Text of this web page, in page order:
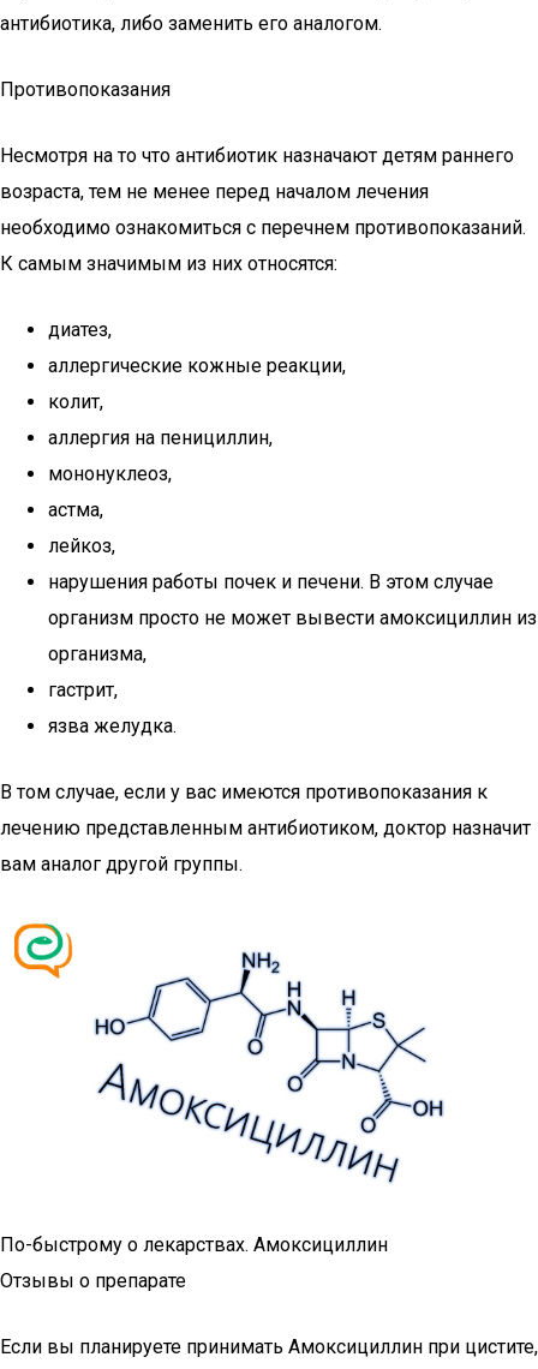
антибиотика, либо заменить его аналогом.
Противопоказания
Несмотря на то что антибиотик назначают детям раннего
возраста, тем не менее перед началом лечения
необходимо ознакомиться с перечнем противопоказаний.
К самым значимым из них относятся:
диатез,
аллергические кожные реакции,
колит,
аллергия на пенициллин,
мононуклеоз,
астма,
лейкоз,
нарушения работы почек и печени. В этом случае
организм просто не может вывести амоксициллин из
организма,
гастрит,
язва желудка.
В том случае, если у вас имеются противопоказания к
лечению представленным антибиотиком, доктор назначит
вам аналог другой группы.
По-быстрому о лекарствах. Амоксициллин
Отзывы о препарате
Если вы планируете принимать Амоксициллин при цистите,